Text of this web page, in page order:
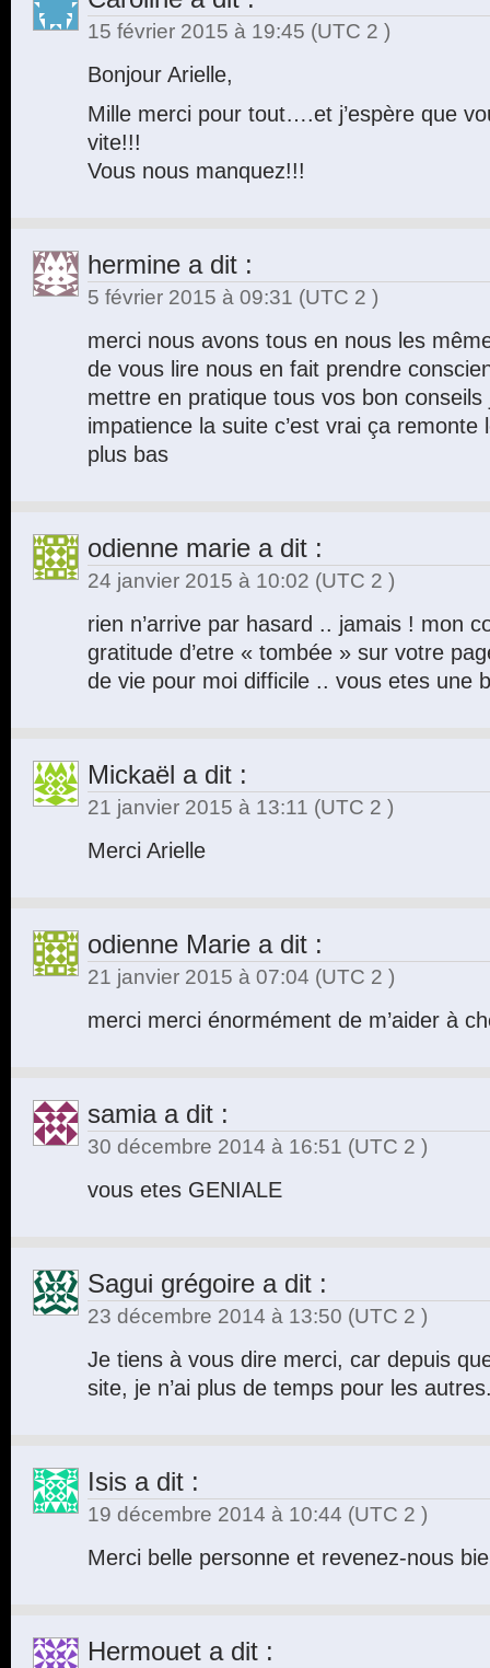
15 février 2015 à 19:45 (UTC 2 )
Bonjour Arielle,
Mille merci pour tout….et j’espère que
vite!!!
Vous nous manquez!!!
hermine a dit :
5 février 2015 à 09:31 (UTC 2 )
merci nous avons tous en nous les
de vous lire nous en fait prendre
mettre en pratique tous vos bon conseils
impatience la suite c’est vrai ça
plus bas
odienne marie a dit :
24 janvier 2015 à 10:02 (UTC 2 )
rien n’arrive par hasard .. jamais ! mon
gratitude d’etre « tombée » sur votre
de vie pour moi difficile .. vous etes une
Mickaël a dit :
21 janvier 2015 à 13:11 (UTC 2 )
Merci Arielle
odienne Marie a dit :
21 janvier 2015 à 07:04 (UTC 2 )
merci merci énormément de m’aider à
samiaa dit :
30 décembre 2014 à 16:51 (UTC 2 )
vous etes GENIALE
Sagui grégoire a dit :
23 décembre 2014 à 13:50 (UTC 2 )
Je tiens à vous dire merci, car depuis
site, je n’ai plus de temps pour les
Isis a dit :
19 décembre 2014 à 10:44 (UTC 2 )
Merci belle personne et revenez-nous
Hermouet a dit :